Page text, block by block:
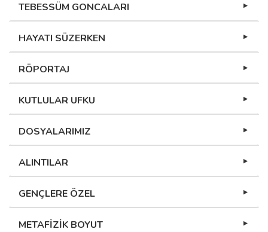
TEBESSÜM GONCALARI
HAYATI SÜZERKEN
RÖPORTAJ
KUTLULAR UFKU
DOSYALARIMIZ
ALINTILAR
GENÇLERE ÖZEL
METAFİZİK BOYUT